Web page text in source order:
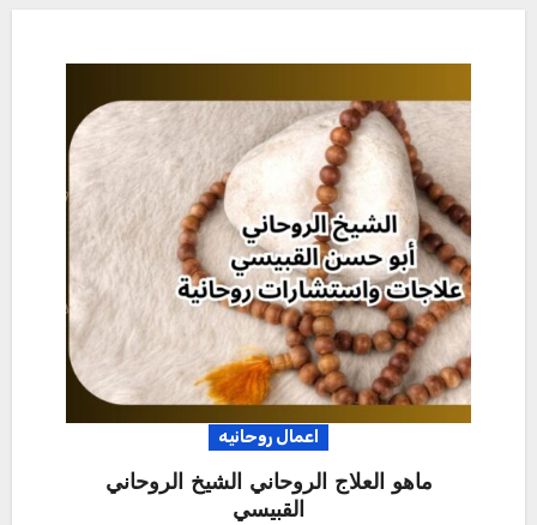
اعمال روحانيه
ماهو العلاج الروحاني الشيخ الروحاني
القبيسي